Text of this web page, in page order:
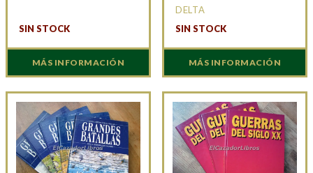
SIN STOCK
MÁS INFORMACIÓN
DELTA
SIN STOCK
MÁS INFORMACIÓN